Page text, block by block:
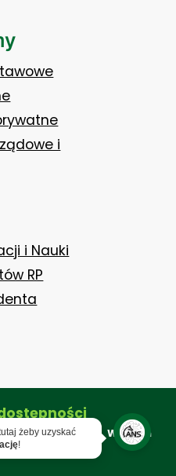
i
i Nauki
RP
Projekt i realizacja:Webkon
konin
żeby uzyskać
!